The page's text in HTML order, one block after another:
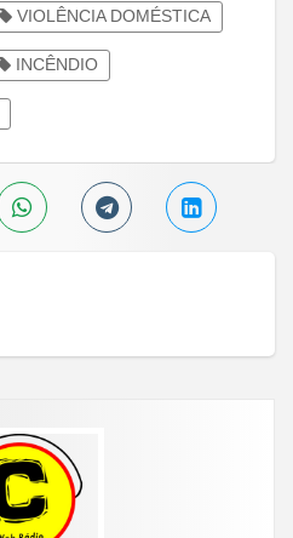
VIOLÊNCIA DOMÉSTICA
INCÊNDIO